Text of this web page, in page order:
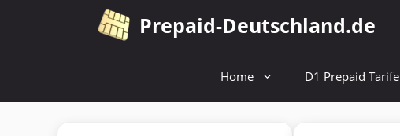
Prepaid-Deutschland.de
Home D1 Prepaid Tarife